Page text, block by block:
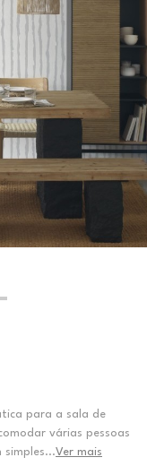
para a sala de
várias pessoas
simples...Ver mais